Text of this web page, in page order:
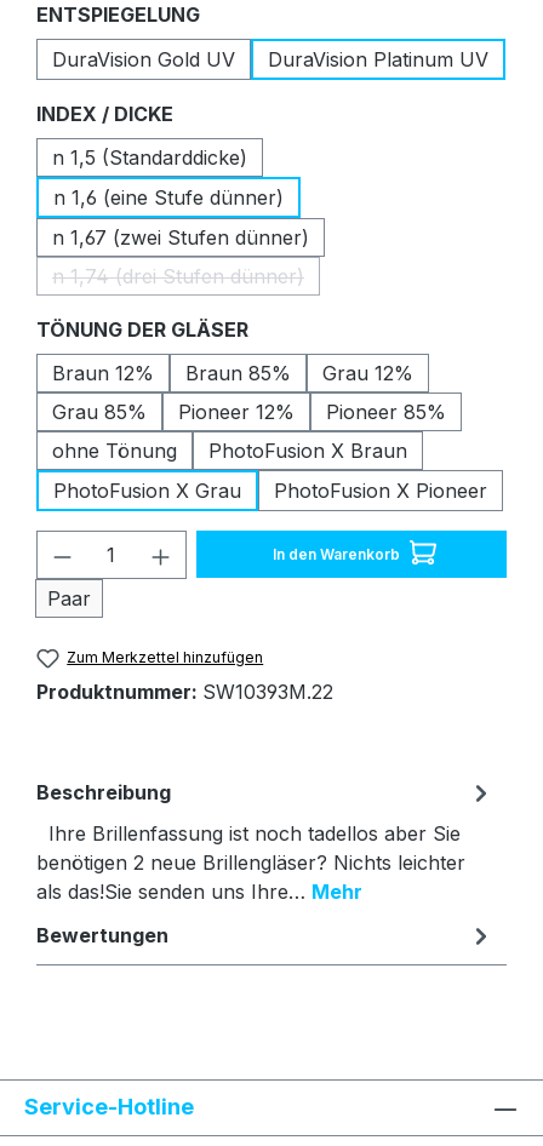
ENTSPIEGELUNGauswählen
DuraVision Gold UV
DuraVision Platinum UV
INDEX / DICKE
n 1,5 (Standarddicke)
n 1,6 (eine Stufe dünner)
n 1,67 (zwei Stufen dünner)
n 1,74 (drei Stufen dünner)
(Diese Option ist zurzeit nicht verfügbar.)
TÖNUNG DER GLÄSERauswählen
Braun 12%
Braun 85%
Grau 12%
Grau 85%
Pioneer 12%
Pioneer 85%
ohne Tönung
PhotoFusion X Braun
PhotoFusion X Grau
PhotoFusion X Pioneer
Produkt Anzahl: Gib den
Paar
In den Warenkorb
Zum Merkzettel hinzufügen
Produktnummer: SW10393M.22
Beschreibung
Ihre Brillenfassung ist noch tadellos aber Sie
benötigen 2 neue Brillengläser? Nichts leichter
als das!Sie senden uns Ihre… Mehr
Bewertungen
Service-Hotline
Text vergrößern Hochkontrastmodus